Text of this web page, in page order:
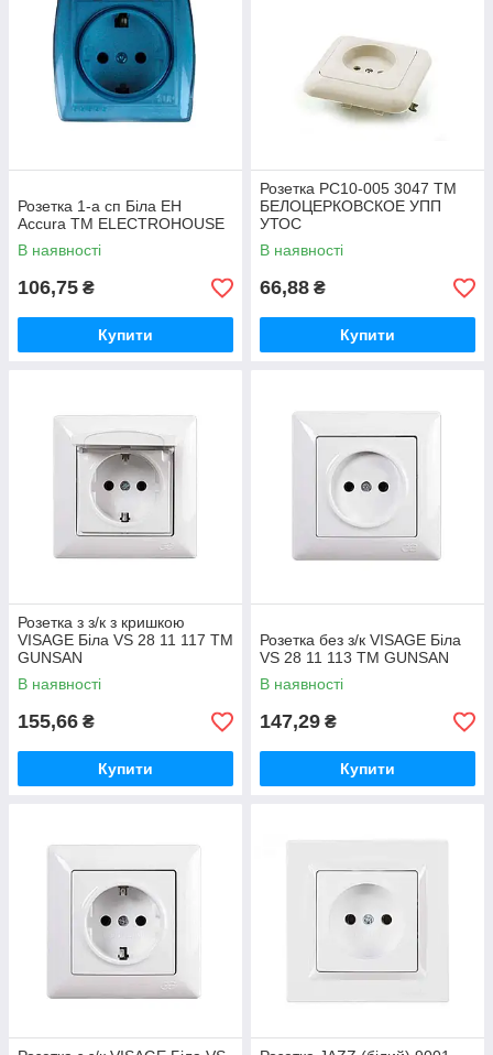
Розетка 1-а сп Біла ЕН
Accura ТМ ELECTROHOUSE
В наявності
106,75 ₴
Купити
Розетка РС10-005 3047 ТМ
БЕЛОЦЕРКОВСКОЕ УПП
УТОС
В наявності
66,88 ₴
Купити
Розетка з з/к з кришкою
VISAGE Біла VS 28 11 117 ТМ
GUNSAN
В наявності
155,66 ₴
Купити
Розетка без з/к VISAGE Біла
VS 28 11 113 ТМ GUNSAN
В наявності
147,29 ₴
Купити